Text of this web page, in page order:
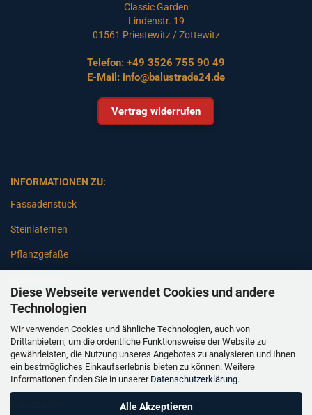
Diese Webseite verwendet Cookies und andere
Technologien
Wir verwenden Cookies und ähnliche Technologien, auch von
Drittanbietern, um die ordentliche Funktionsweise der Website zu
gewährleisten, die Nutzung unseres Angebotes zu analysieren und Ihnen
ein bestmögliches Einkaufserlebnis bieten zu können. Weitere
Informationen finden Sie in unserer Datenschutzerklärung.
Alle Akzeptieren
Classic Garden
Lindenstr. 19
01561 Priestewitz / Zottewitz
Telefon: +49 3526 755 90 49
E-Mail: info@balustrade24.de
Vertrag widerrufen
INFORMATIONEN ZU:
Fassadenstuck
Steinlaternen
Pflanzgefäße
Gartenbänke
Pfeiler
Gartenbrunnen
Gartenfiguren